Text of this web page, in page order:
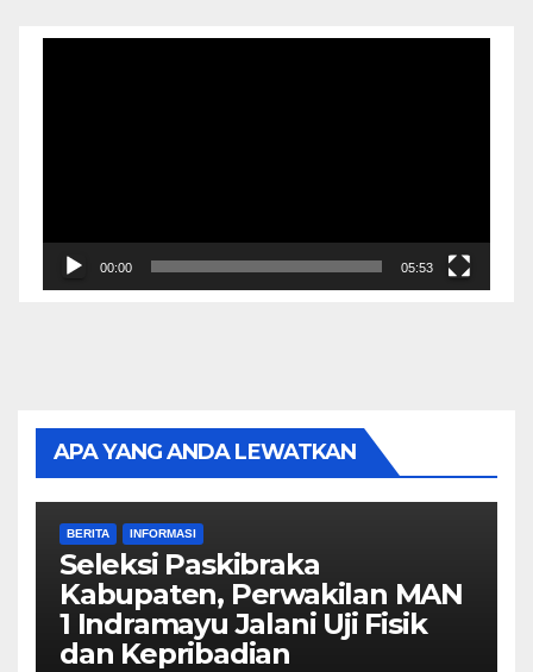
00:00 05:53
APA YANG ANDA LEWATKAN
BERITA INFORMASI
Seleksi Paskibraka
Kabupaten, Perwakilan MAN
1 Indramayu Jalani Uji Fisik
dan Kepribadian